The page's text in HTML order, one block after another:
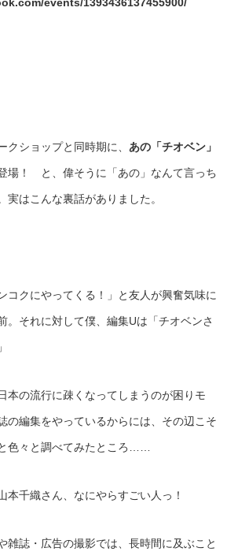
クショップと同時期に、 あの「チオベン」
場！ と、偉そうに「あの」なんて言っち
実はこんな裏話がありました。
コクにやってくる！」と友人が興奮気味に
。それに対して僕、編集Uは「チオベンさ
本の流行に疎くなってしまうのが困りモ
編集をやっているからには、その辺こそ
色々と調べてみたところ……
本千織さん、なにやらすごい人っ！
雑誌・広告の撮影では、長時間に及ぶこと